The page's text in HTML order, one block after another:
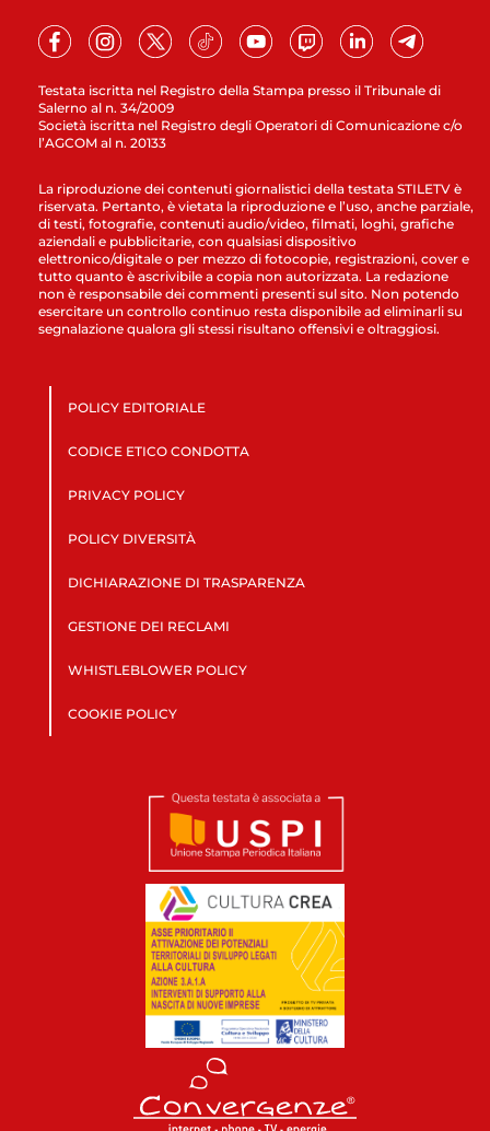
Testata iscritta nel Registro della Stampa presso il Tribunale di
Salerno al n. 34/2009
Società iscritta nel Registro degli Operatori di Comunicazione c/o
l’AGCOM al n. 20133
La riproduzione dei contenuti giornalistici della testata STILETV è
riservata. Pertanto, è vietata la riproduzione e l’uso, anche parziale,
di testi, fotografie, contenuti audio/video, filmati, loghi, grafiche
aziendali e pubblicitarie, con qualsiasi dispositivo
elettronico/digitale o per mezzo di fotocopie, registrazioni, cover e
tutto quanto è ascrivibile a copia non autorizzata. La redazione
non è responsabile dei commenti presenti sul sito. Non potendo
esercitare un controllo continuo resta disponibile ad eliminarli su
segnalazione qualora gli stessi risultano offensivi e oltraggiosi.
POLICY EDITORIALE
CODICE ETICO CONDOTTA
PRIVACY POLICY
POLICY DIVERSITÀ
DICHIARAZIONE DI TRASPARENZA
GESTIONE DEI RECLAMI
WHISTLEBLOWER POLICY
COOKIE POLICY